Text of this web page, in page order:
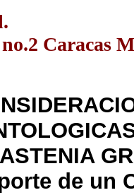
Caracas
de un